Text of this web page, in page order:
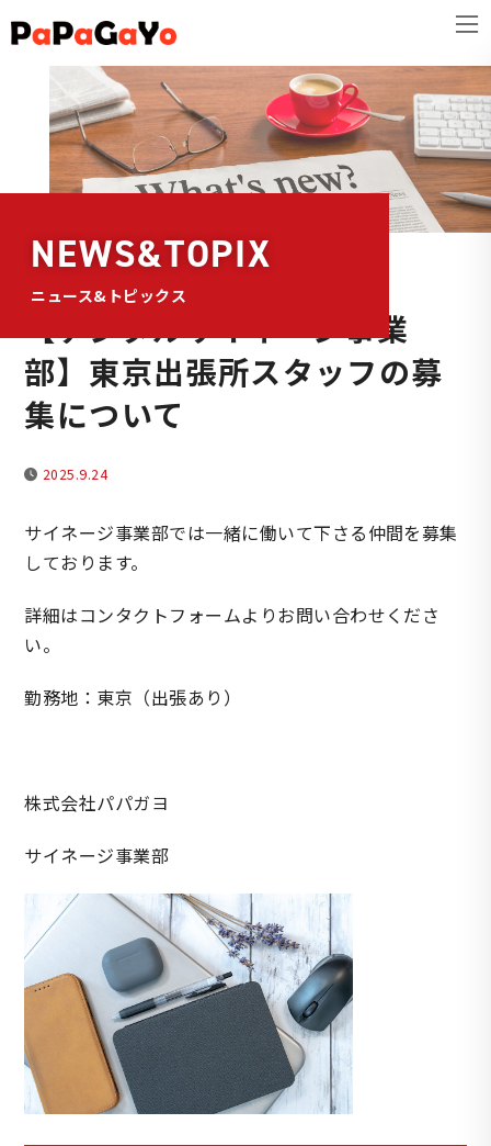
コ
ン
ス
ナ
ビ
ン
NEWS&TOPIX
ニュース&トピックス
【デジタルサイネージ事業
部】東京出張所スタッフの募
集について
2025.9.24
サイネージ事業部では一緒に働いて下さる仲間を募集
しております。
詳細はコンタクトフォームよりお問い合わせくださ
い。
勤務地：東京（出張あり）
株式会社パパガヨ
サイネージ事業部